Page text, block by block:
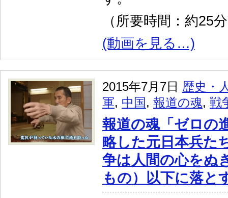
（所要時間：約25
(動画を見る…)
2015年7月7日 歴史・
軍, 中国 , 報道の魂, 戦
報道の魂「ゼロの
略した元日本兵た
争は人間の心をぬ
もの）以下に落と